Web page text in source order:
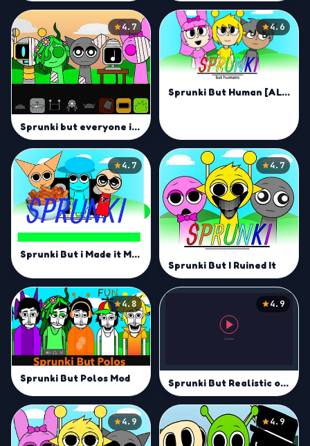
4.7
Sprunki but everyone is alive
4.6
Sprunki But Human [ALL CHARACTERS]
4.7
Sprunki But i Made it Mod
4.7
Sprunki But I Ruined It
4.8
Sprunki But Polos Mod
4.9
Sprunki But Realistic of them
4.9 4.9